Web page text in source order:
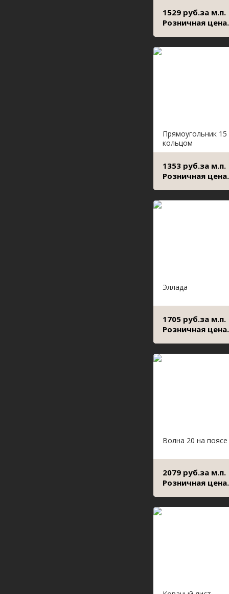
1529 руб.за м.п.
Розничная цена.
Прямоугольник 15
кольцом
1353 руб.за м.п.
Розничная цена.
Эллада
1705 руб.за м.п.
Розничная цена.
Волна 20 на поясе
2079 руб.за м.п.
Розничная цена.